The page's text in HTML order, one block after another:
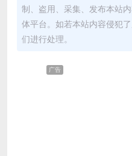
制、盗用、采集、发布本站
体平台。如若本站内容侵犯
们进行处理。
广告